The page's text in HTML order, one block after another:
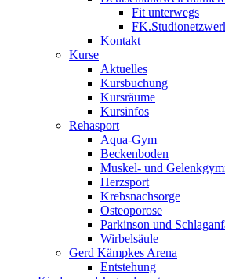
Fit unterwegs
Kontakt
Kurse
Aktuelles
Kursbuchung
Kursräume
Kursinfos
Rehasport
Aqua-Gym
Beckenboden
Muskel- und
Herzsport
Krebsnachsorge
Osteoporose
Parkinson und
Wirbelsäule
Gerd Kämpkes Arena
Entstehung